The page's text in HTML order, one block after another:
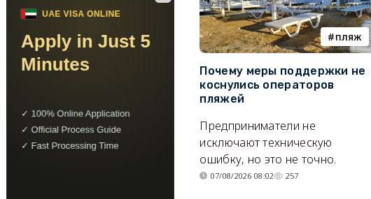
пляж
Почему меры поддержки не
коснулись операторов
пляжей
Предприниматели не
исключают техническую
ошибку, но это не точно.
07/08/2026 08:02 257